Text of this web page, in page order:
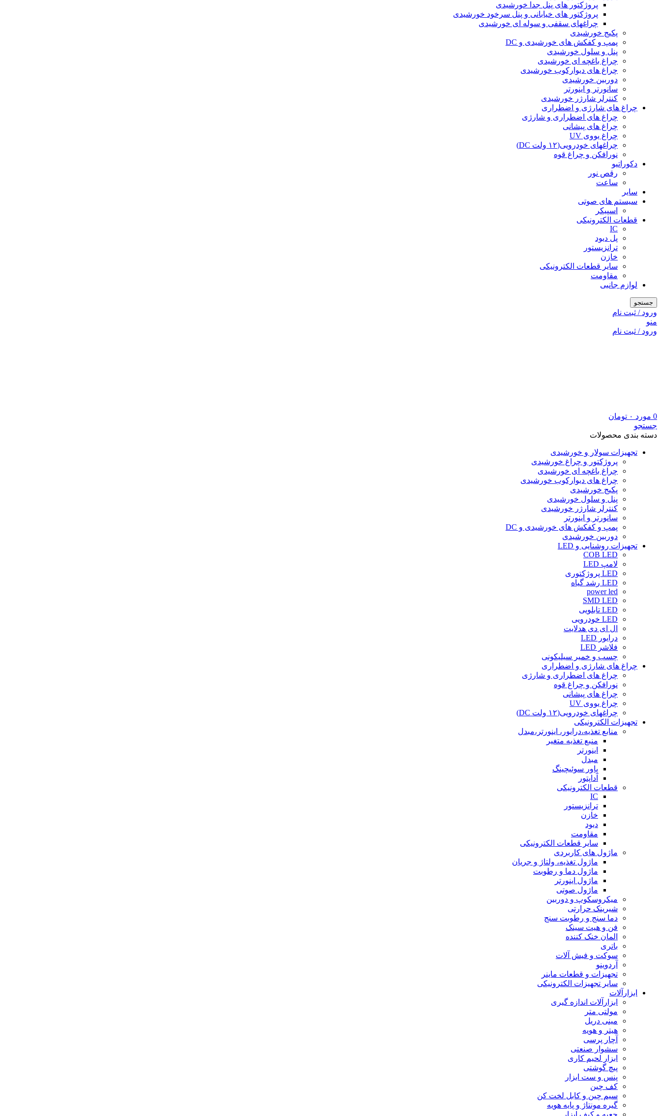
پروژکتور های پنل جدا خورشیدی
پروژکتور های خیابانی و پنل سرخود خورشیدی
چراغهای سقفی و سوله ای خورشیدی
پکیج خورشیدی
پمپ و کفکش های خورشیدی و DC
پنل و سلول خورشیدی
چراغ باغچه ای خورشیدی
چراغ های دیوارکوب خورشیدی
دوربین خورشیدی
سانورتر و اینورتر
کنترلر شارژر خورشیدی
چراغ های شارژی و اضطراری
چراغ های اضطراری و شارژی
چراغ های پیشانی
چراغ یووی UV
چراغهای خودرویی(۱۲ ولت DC)
نورافکن و چراغ قوه
دکوراتیو
رقص نور
ساعت
سایر
سیستم های صوتی
اسپیکر
قطعات الکترونیکی
IC
پل دیود
ترانزیستور
خازن
سایر قطعات الکترونیکی
مقاومت
لوازم جانبی
جستجو
ورود / ثبت نام
منو
ورود / ثبت نام
0 مورد ۰ تومان
جستجو
دسته بندی محصولات
تجهیزات سولار و خورشیدی
پروژکتور و چراغ خورشیدی
چراغ باغچه ای خورشیدی
چراغ های دیوارکوب خورشیدی
پکیج خورشیدی
پنل و سلول خورشیدی
کنترلر شارژر خورشیدی
سانورتر و اینورتر
پمپ و کفکش های خورشیدی و DC
دوربین خورشیدی
تجهیزات روشنایی و LED
COB LED
لامپ LED
LED پروژکتوری
LED رشد گیاه
power led
SMD LED
LED تابلویی
LED خودرویی
ال ای دی هدلایت
درایور LED
فلاشر LED
چسب و خمیر سیلیکونی
چراغ های شارژی و اضطراری
چراغ های اضطراری و شارژی
نورافکن و چراغ قوه
چراغ های پیشانی
چراغ یووی UV
چراغهای خودرویی(۱۲ ولت DC)
تجهیزات الکترونیکی
منابع تغذیه،درایور، اینورتر،مبدل
منبع تغذیه متغیر
اینورتر
مبدل
پاور سوئیچینگ
آداپتور
قطعات الکترونیکی
IC
ترانزیستور
خازن
دیود
مقاومت
سایر قطعات الکترونیکی
ماژول های کاربردی
ماژول تغذیه، ولتاژ و جریان
ماژول دما و رطوبت
ماژول اینورتر
ماژول صوتی
میکروسکوپ و دوربین
شیرینک حرارتی
دما سنج و رطوبت سنج
فن و هیت سینک
المان خنک کننده
باتری
سوکت و فیش آلات
آردوینو
تجهیزات و قطعات ماینر
سایر تجهیزات الکترونیکی
ابزارآلات
ابزارآلات اندازه گیری
مولتی متر
مینی دریل
هیتر و هویه
آچار پرسی
سشوار صنعتی
ابزار لحیم کاری
پیچ گوشتی
پنس و ست ابزار
کف چین
سیم چین و کابل لخت کن
گیره مونتاژ و پایه هویه
جعبه و کیف ابزار